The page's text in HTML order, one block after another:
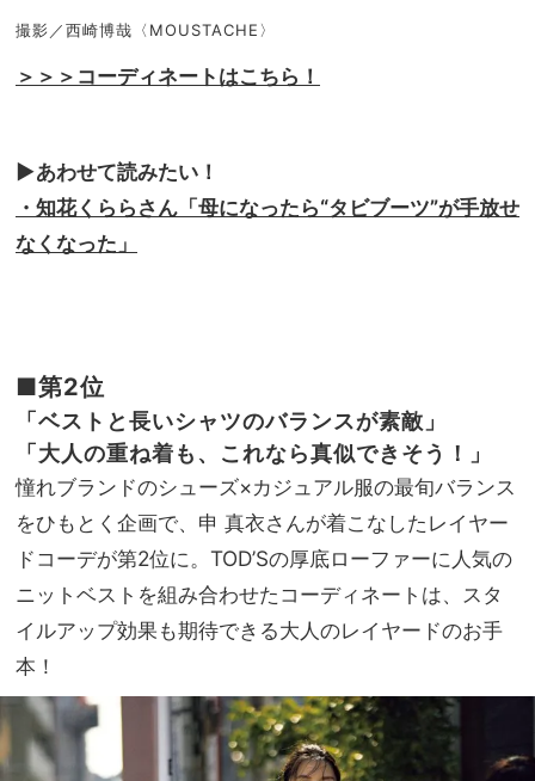
撮影／西崎博哉〈MOUSTACHE〉
＞＞＞コーディネートはこちら！
▶︎あわせて読みたい！
・知花くららさん「母になったら“タビブーツ”が手放せ
なくなった」
■第2位
「ベストと長いシャツのバランスが素敵」
「大人の重ね着も、これなら真似できそう！」
憧れブランドのシューズ×カジュアル服の最旬バランス
をひもとく企画で、申 真衣さんが着こなしたレイヤー
ドコーデが第2位に。TOD’Sの厚底ローファーに人気の
ニットベストを組み合わせたコーディネートは、スタ
イルアップ効果も期待できる大人のレイヤードのお手
本！